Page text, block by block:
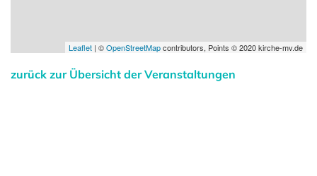
Leaflet | ©OpenStreetMapcontributors, Points © 2020 kirche-mv.de
zurück zur Übersicht der Veranstaltungen